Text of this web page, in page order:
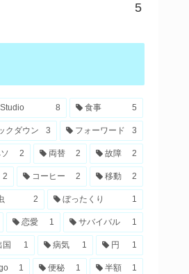
5
8 食事 5
クダウン 3 フォーワード 3
2 両替 2 故障 2
2 コーヒー 2 移動 2
2 ぼったくり 1
恋愛 1 サバイバル 1
国 1 病気 1 円 1
1 便秘 1 半額 1